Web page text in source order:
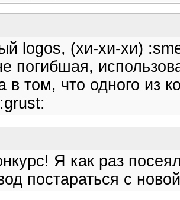
logos, (хи-хи-хи)
погибшая,
в том, что одного из
Я как раз
постараться с